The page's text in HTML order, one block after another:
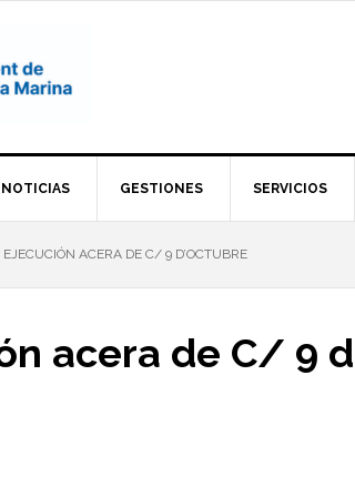
NOTICIAS GESTIONES SERVICIOS
EJECUCIÓN ACERA DE C/ 9 D’OCTUBRE
acera de C/ 9